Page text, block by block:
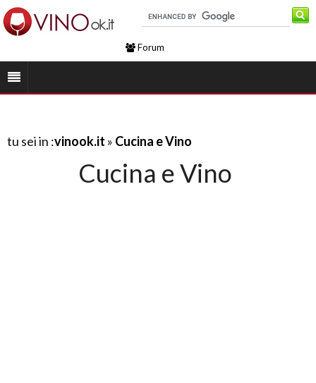
Forum
tu sei in :vinook.it » Cucina e Vino
Cucina e Vino